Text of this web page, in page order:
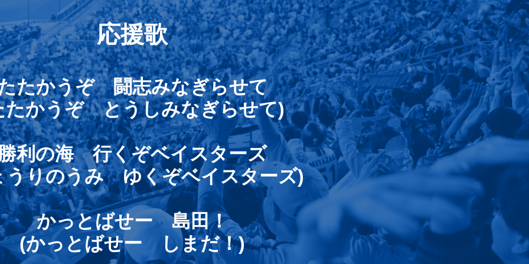
応援歌
たかうぞ 闘志みなぎらせて
たかうぞ とうしみなぎらせて)
利の海 行くぞベイスターズ
うりのうみ ゆくぞベイスターズ)
かっとばせー 島田！
(かっとばせー しまだ！)